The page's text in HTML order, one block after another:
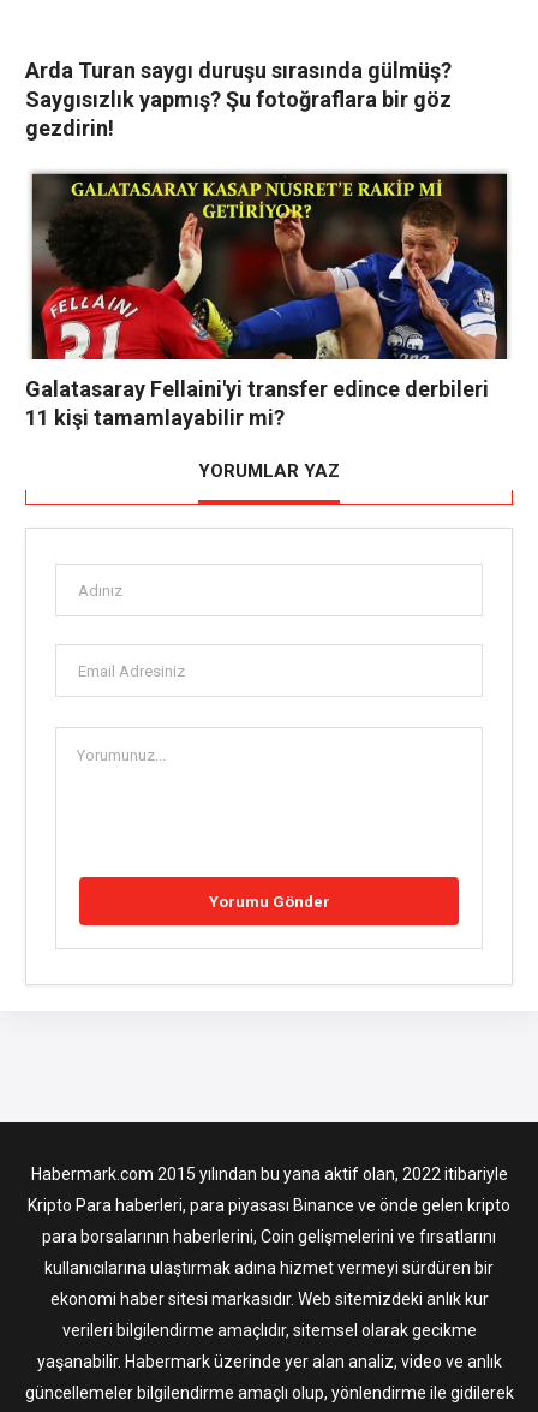
Arda Turan saygı duruşu sırasında gülmüş?
Saygısızlık yapmış? Şu fotoğraflara bir göz
gezdirin!
Galatasaray Fellaini'yi transfer edince derbileri
11 kişi tamamlayabilir mi?
YORUMLAR YAZ
Habermark.com 2015 yılından bu yana aktif olan, 2022 itibariyle
Kripto Para haberleri, para piyasası Binance ve önde gelen kripto
para borsalarının haberlerini, Coin gelişmelerini ve fırsatlarını
kullanıcılarına ulaştırmak adına hizmet vermeyi sürdüren bir
ekonomi haber sitesi markasıdır. Web sitemizdeki anlık kur
verileri bilgilendirme amaçlıdır, sitemsel olarak gecikme
yaşanabilir. Habermark üzerinde yer alan analiz, video ve anlık
güncellemeler bilgilendirme amaçlı olup, yönlendirme ile gidilerek